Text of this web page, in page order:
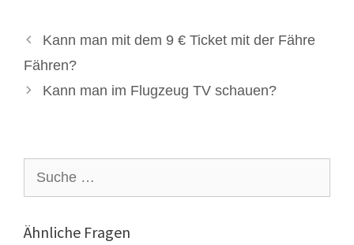
Kann man mit dem 9 € Ticket mit der Fähre
Fähren?
Kann man im Flugzeug TV schauen?
nach:
Ähnliche Fragen